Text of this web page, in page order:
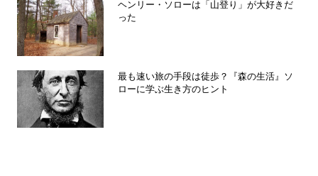
ヘンリー・ソローは「山登り」が大好きだ
った
最も速い旅の手段は徒歩？『森の生活』ソ
ローに学ぶ生き方のヒント